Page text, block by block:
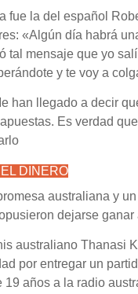
fue la del español
«Algún día habrá
tal mensaje que yo
y te voy a
han llegado a decir
Es verdad
DINERO
australiana y
dejarse ganar
australiano Thanasi
por entregar un
19 años a la radio